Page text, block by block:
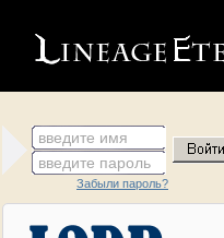
введите имя
введите пароль
Забыли пароль?